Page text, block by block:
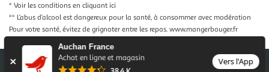
Auchan France
Achat en ligne et magasin
Vers l'App
* Voir les conditions en cliquant ici
** L’abus d’alcool est dangereux pour la santé, à consommer avec modération
Pour votre santé, évitez de grignoter entre les repas. www.mangerbouger.fr